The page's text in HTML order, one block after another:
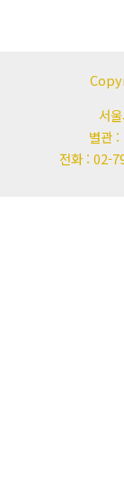
서
별관
전화 : 02-